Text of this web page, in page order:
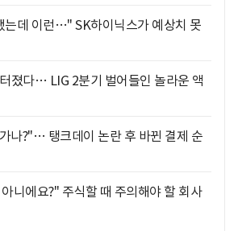
는데 이런…" SK하이닉스가 예상치 못
졌다… LIG 2분기 벌어들인 놀라운 액
나?"… 탱크데이 논란 후 바뀐 결제 순
니에요?" 주식할 때 주의해야 할 회사